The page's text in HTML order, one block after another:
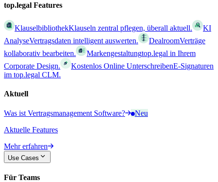
top.legal Features
KlauselbibliothekKlauseln zentral pflegen, überall aktuell.
KI
AnalyseVertragsdaten intelligent auswerten. DealroomVerträge
kollaborativ bearbeiten.
Markengestaltungtop.legal in Ihrem
Corporate Design.
Kostenlos Online UnterschreibenE-Signaturen
im top.legal CLM.
Aktuell
Was ist Vertragsmanagement Software?
Neu
Aktuelle Features
Mehr erfahren
Use Cases
Für Teams